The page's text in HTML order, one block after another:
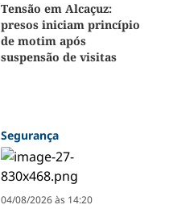
Tensão em Alcaçuz:
presos iniciam princípio
de motim após
suspensão de visitas
Segurança
04/08/2026 às 14:20